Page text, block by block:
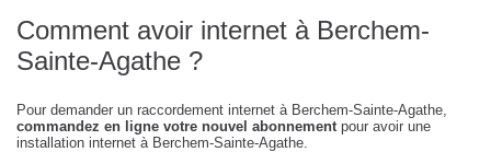
Comment avoir internet à Berchem-
Sainte-Agathe ?
Pour demander un raccordement internet à Berchem-Sainte-Agathe,
commandez en ligne votre nouvel abonnement pour avoir une
installation internet à Berchem-Sainte-Agathe.